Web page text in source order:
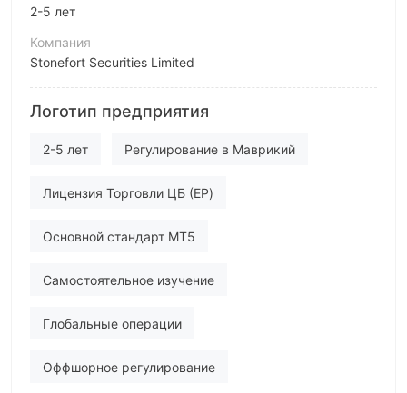
2-5 лет
Компания
Stonefort Securities Limited
Аббревиатура
stonefort
Сотрудник компании
Логотип предприятия
2-5 лет Регулирование в Маврикий
Лицензия Торговли ЦБ (EP)
Основной стандарт MT5
Самостоятельное изучение
Глобальные операции
Оффшорное регулирование